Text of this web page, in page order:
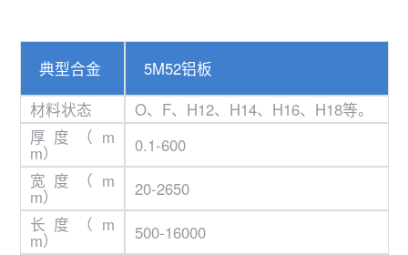
典型合金
5M52铝板
材料状态
O、F、H12、H14、H16、H18等。
厚度（m
m）
0.1-600
宽度（m
m）
20-2650
长度（m
m） 500-16000